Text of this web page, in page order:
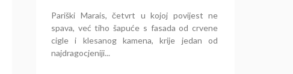
Pariški Marais, četvrt u kojoj povijest ne
spava, već tiho šapuće s fasada od crvene
cigle i klesanog kamena, krije jedan od
najdragocjeniji...